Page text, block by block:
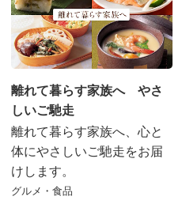
離れて暮らす家族へ やさ
しいご馳走
離れて暮らす家族へ、心と
体にやさしいご馳走をお届
けします。
グルメ・食品